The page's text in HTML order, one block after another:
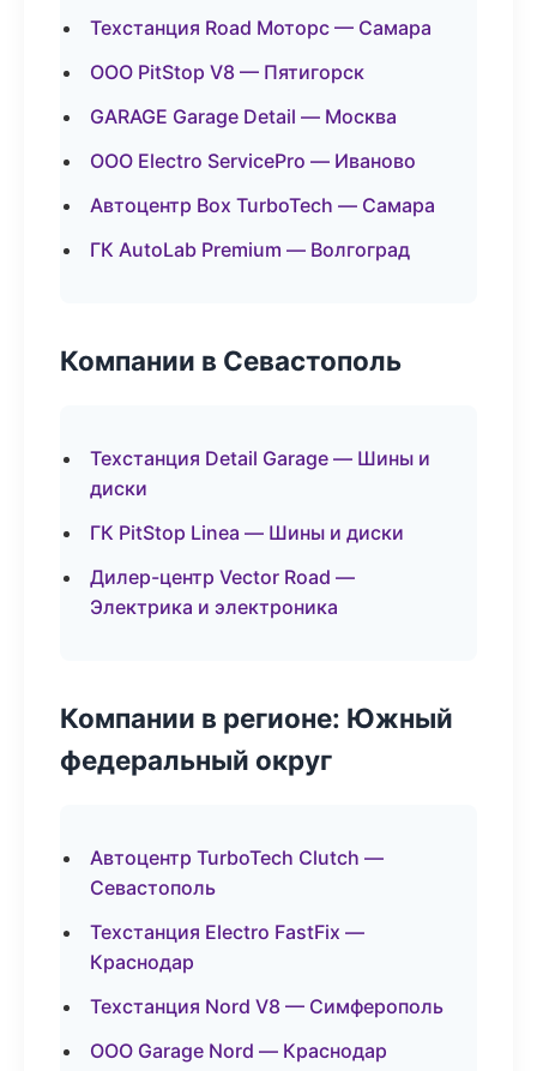
Техстанция Road Моторс — Самара
ООО PitStop V8 — Пятигорск
GARAGE Garage Detail — Москва
ООО Electro ServicePro — Иваново
Автоцентр Box TurboTech — Самара
ГК AutoLab Premium — Волгоград
Компании в Севастополь
Техстанция Detail Garage — Шины и
диски
ГК PitStop Linea — Шины и диски
Дилер-центр Vector Road —
Электрика и электроника
Компании в регионе: Южный
федеральный округ
Автоцентр TurboTech Clutch —
Севастополь
Техстанция Electro FastFix —
Краснодар
Техстанция Nord V8 — Симферополь
ООО Garage Nord — Краснодар